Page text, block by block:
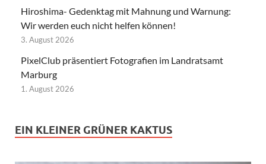
Hiroshima- Gedenktag mit Mahnung und Warnung:
Wir werden euch nicht helfen können!
3. August 2026
PixelClub präsentiert Fotografien im Landratsamt
Marburg
1. August 2026
EIN KLEINER GRÜNER KAKTUS